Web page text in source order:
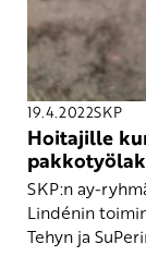
19.4.2022SKP
Hoitajille
SKP:n ay-
Lindénin
Tehyn ja